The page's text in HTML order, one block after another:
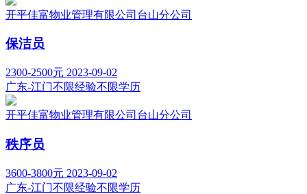
开平佳富物业管理有限公司台山分公司
保洁员
2300-2500元 2023-09-02
广东-江门不限经验不限学历
开平佳富物业管理有限公司台山分公司
秩序员
3600-3800元 2023-09-02
广东-江门不限经验不限学历